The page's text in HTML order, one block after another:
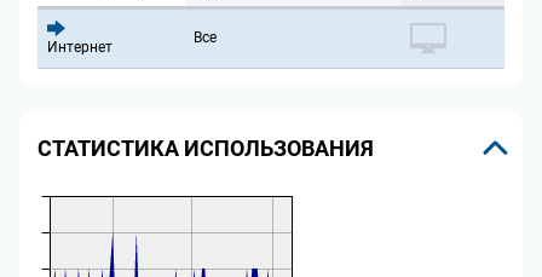
Интернет
Все
СТАТИСТИКА ИСПОЛЬЗОВАНИЯ